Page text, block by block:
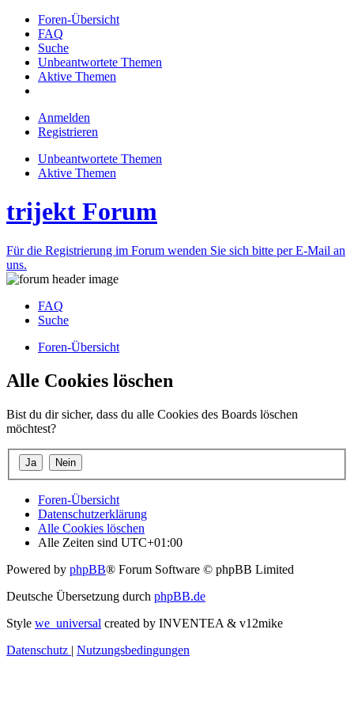
Foren-Übersicht
FAQ
Suche
Unbeantwortete Themen
Aktive Themen
Anmelden
Registrieren
Unbeantwortete Themen
Aktive Themen
trijekt Forum
Für die Registrierung im Forum wenden Sie sich bitte per E-Mail an
uns.
FAQ
Suche
Foren-Übersicht
Alle Cookies löschen
Bist du dir sicher, dass du alle Cookies des Boards löschen
möchtest?
Foren-Übersicht
Datenschutzerklärung
Alle Cookies löschen
Alle Zeiten sind UTC+01:00
Powered by phpBB® Forum Software © phpBB Limited
Deutsche Übersetzung durch phpBB.de
Style we_universal created by INVENTEA & v12mike
Datenschutz | Nutzungsbedingungen